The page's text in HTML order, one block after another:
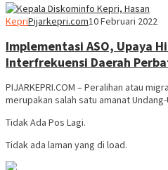
KepriPijarkepri.com10 Februari 2022
Implementasi ASO, Upaya
Interfrekuensi Daerah
PIJARKEPRI.COM – Peralihan atau
merupakan salah satu amanat
Tidak Ada Pos Lagi.
Tidak ada laman yang di load.